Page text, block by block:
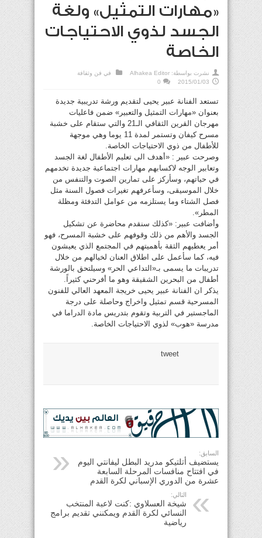
«مهارات التمثيل» ولغة
الجسد لذوي الاحتياجات
الخاصة
نشرت بواسطة: Alhakea Editor في فن وثقافة
2015/01/03
0
تستعد الفنانة عبير يحيى لتقديم ورشة تدريبية جديدة
بعنوان «مهارات التمثيل والتعبير» ضمن فاعليات
مهرجان القرين الثقافي الـ21 والتي ستقام على خشبة
مسرح كيفان وتستمر لمدة 11 يوما وهي موجهة
للأطفال من ذوي الاحتياجات الخاصة.
وصرحت عبير : «أهدف الى تعليم الأطفال لغة الجسد
وتعابير الوجه لاكسابهم مهارات اجتماعية جديدة تخدمهم
في حياتهم، وسأركز على تمارين الصوت والتنفس من
خلال الموسيقى، وسأعرفهم تغيرات فصول السنة مثل
فصل الشتاء وما يستلزمه من عوامل التدفئة ومظلة
المطر».
وأضافت عبير: «كذلك سنقدم محاضرة عن تشكيل
الجسد والأهم من ذلك وقوفهم على خشبة المسرح، فهو
أمر يعطيهم الثقة بأهميتهم في المجتمع الذي يعيشون
فيه، كما سأعمل على اطلاق العنان لخيالهم من خلال
تدريبات ما يسمى بـ«التداعي الحر» وسيلتحق بالورشة
أطفال من البحرين الشقيقة وهو ما أفرحني كثيراً.
يذكر ان الفنانة عبير يحيى خريجة المعهد العالي للفنون
المسرحية قسم تمثيل واخراج وحاصلة على درجة
الماجستير في التربية وتقوم بتدريس مادة الدراما في
مدرسة «هوب» لذوي الاحتياجات الخاصة.
tweet
السابق:
يستضيف أتلتيكو مدريد البطل ليفانتي اليوم
في افتتاح منافسات المرحلة السابعة
عشرة من الدوري الإسباني لكرة القدم
التالي:
شيخة العسلاوي :كنت لاعبة المنتخب
النسائي لكرة القدم ويمكنني تقديم برامج
رياضية